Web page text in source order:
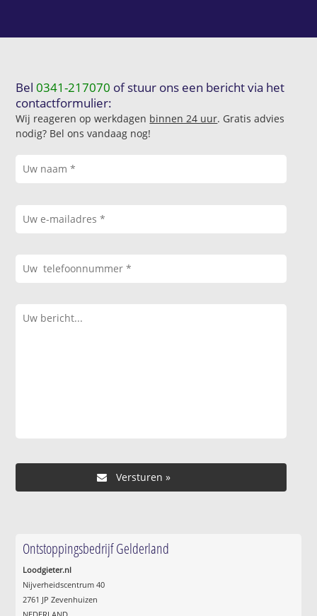
Bel0341-217070 of stuur ons een bericht via het
contactformulier:
Wij reageren op werkdagen binnen 24 uur. Gratis advies
nodig? Bel ons vandaag nog!
Ontstoppingsbedrijf Gelderland
Loodgieter.nl
Nijverheidscentrum 40
2761 JP Zevenhuizen